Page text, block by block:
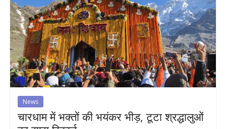
News
चारधाम में भक्तों की भयंकर भीड़, टूटा श्रद्धालुओं